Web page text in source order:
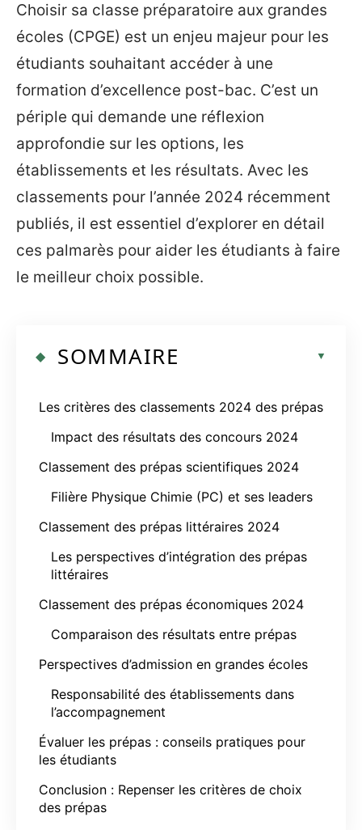
Choisir sa classe préparatoire aux grandes
écoles (CPGE) est un enjeu majeur pour les
étudiants souhaitant accéder à une
formation d’excellence post-bac. C’est un
périple qui demande une réflexion
approfondie sur les options, les
établissements et les résultats. Avec les
classements pour l’année 2024 récemment
publiés, il est essentiel d’explorer en détail
ces palmarès pour aider les étudiants à faire
le meilleur choix possible.
SOMMAIRE
Les critères des classements 2024 des prépas
Impact des résultats des concours 2024
Classement des prépas scientifiques 2024
Filière Physique Chimie (PC) et ses leaders
Classement des prépas littéraires 2024
Les perspectives d’intégration des prépas
littéraires
Classement des prépas économiques 2024
Comparaison des résultats entre prépas
Perspectives d’admission en grandes écoles
Responsabilité des établissements dans
l’accompagnement
Évaluer les prépas : conseils pratiques pour
les étudiants
Conclusion : Repenser les critères de choix
des prépas